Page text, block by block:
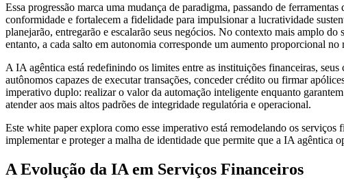
Essa progressão marca uma mudança de paradigma, passando de
conformidade e fortalecem a fidelidade para impulsionar a lucratividade
planejarão, entregarão e escalarão seus negócios. No contexto mais amplo
entanto, a cada salto em autonomia corresponde um aumento proporcional no
A IA agêntica está redefinindo os limites entre as instituições financeiras,
autônomos capazes de executar transações, conceder crédito ou firmar
imperativo duplo: realizar o valor da automação inteligente enquanto
atender aos mais altos padrões de integridade regulatória e operacional.
Este white paper explora como esse imperativo está remodelando os
implementar e proteger a malha de identidade que permite que a IA agêntica
A Evolução da IA em Serviços Financeiros